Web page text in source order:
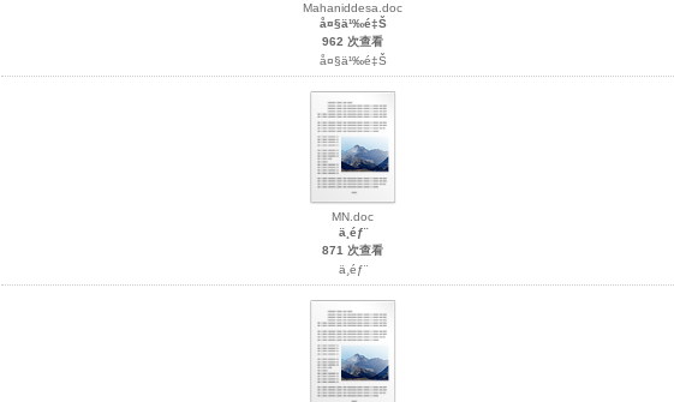
Mahaniddesa.doc
å¤§ä¹‰é‡Š
962 次查看
å¤§ä¹‰é‡Š
MN.doc
ä¸­éƒ¨
871 次查看
ä¸­éƒ¨